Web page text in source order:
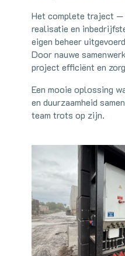
Het complete traject
realisatie en
eigen beheer
Door nauwe
project efficiënt en
Een mooie oplossing
en duurzaamheid
team trots op zijn.